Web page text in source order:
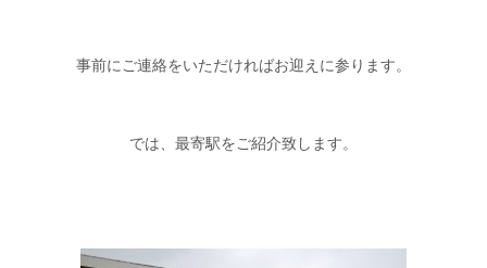
事前にご連絡をいただければお迎えに参ります。
では、最寄駅をご紹介致します。